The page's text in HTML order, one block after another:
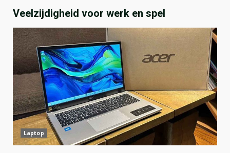
Veelzijdigheid voor werk en spel
Laptop